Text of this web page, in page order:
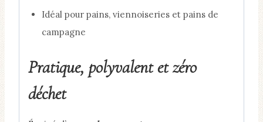
Idéal pour pains, viennoiseries et pains de
campagne
Pratique, polyvalent et zéro
déchet